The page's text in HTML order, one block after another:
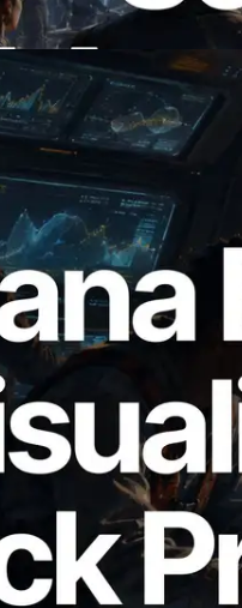
Solana
der
Slot und der